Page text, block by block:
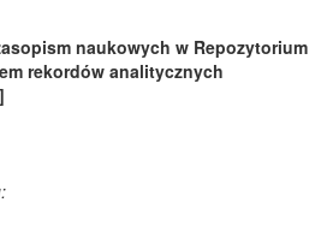
naukowych w Repozytorium
rekordów analitycznych